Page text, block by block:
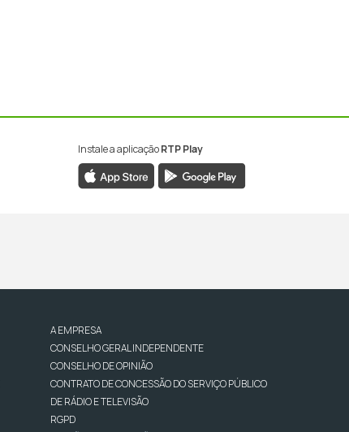
Instale a aplicaçãoRTP Play
A EMPRESA
CONSELHO GERAL INDEPENDENTE
CONSELHO DE OPINIÃO
CONTRATO DE CONCESSÃO DO SERVIÇO PÚBLICO
DE RÁDIO E TELEVISÃO
RGPD